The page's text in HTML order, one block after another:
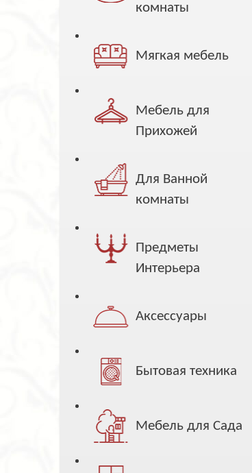
комнаты
Мягкая мебель
Мебель для
Прихожей
Для Ванной
комнаты
Предметы
Интерьера
Аксессуары
Бытовая техника
Мебель для Сада